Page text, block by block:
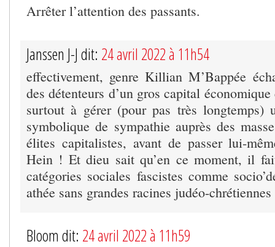
Arrêter l’attention des passants.
Janssen J-J dit: 24 avril 2022 à 11h54
effectivement, genre Killian M’Bappée
des détenteurs d’un gros capital
surtout à gérer (pour pas très longtemps)
symbolique de sympathie auprès des
élites capitalistes, avant de passer lui-
Hein ! Et dieu sait qu’en ce moment, il
catégories sociales fascistes comme
athée sans grandes racines judéo-
Bloom dit: 24 avril 2022 à 11h59